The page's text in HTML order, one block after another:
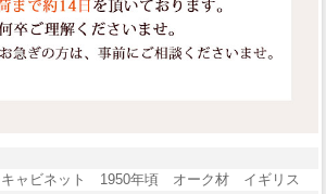
ャビネット 1950年頃 オーク材 イギリス